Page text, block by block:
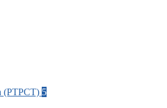
(PTPCT) 5